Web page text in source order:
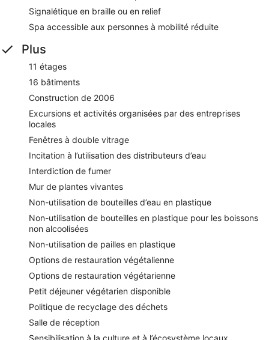
Signalétique en braille ou en relief
Spa accessible aux personnes à mobilité réduite
Plus
11 étages
16 bâtiments
Construction de 2006
Excursions et activités organisées par des entreprises
locales
Fenêtres à double vitrage
Incitation à l’utilisation des distributeurs d’eau
Interdiction de fumer
Mur de plantes vivantes
Non-utilisation de bouteilles d’eau en plastique
Non-utilisation de bouteilles en plastique pour les boissons
non alcoolisées
Non-utilisation de pailles en plastique
Options de restauration végétalienne
Options de restauration végétarienne
Petit déjeuner végétarien disponible
Politique de recyclage des déchets
Salle de réception
Sensibilisation à la culture et à l’écosystème locaux